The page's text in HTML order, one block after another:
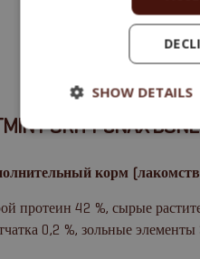
PURITY SNAX
корм
протеин 42 %, сырые
0,2 %, зольные элементы
SHOW DETAILS